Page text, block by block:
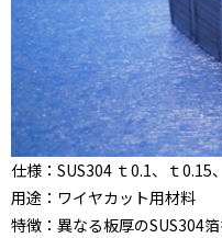
仕様：SUS304 ｔ0.1、ｔ
用途：ワイヤカット用材料
特徴：異なる板厚のSUS304